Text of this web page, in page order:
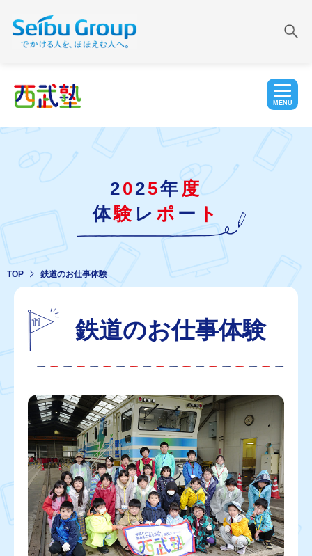
MENU
2025年 度
体験 レ ポ ー ト
TOP 鉄道のお仕事体験
鉄道のお仕事体験